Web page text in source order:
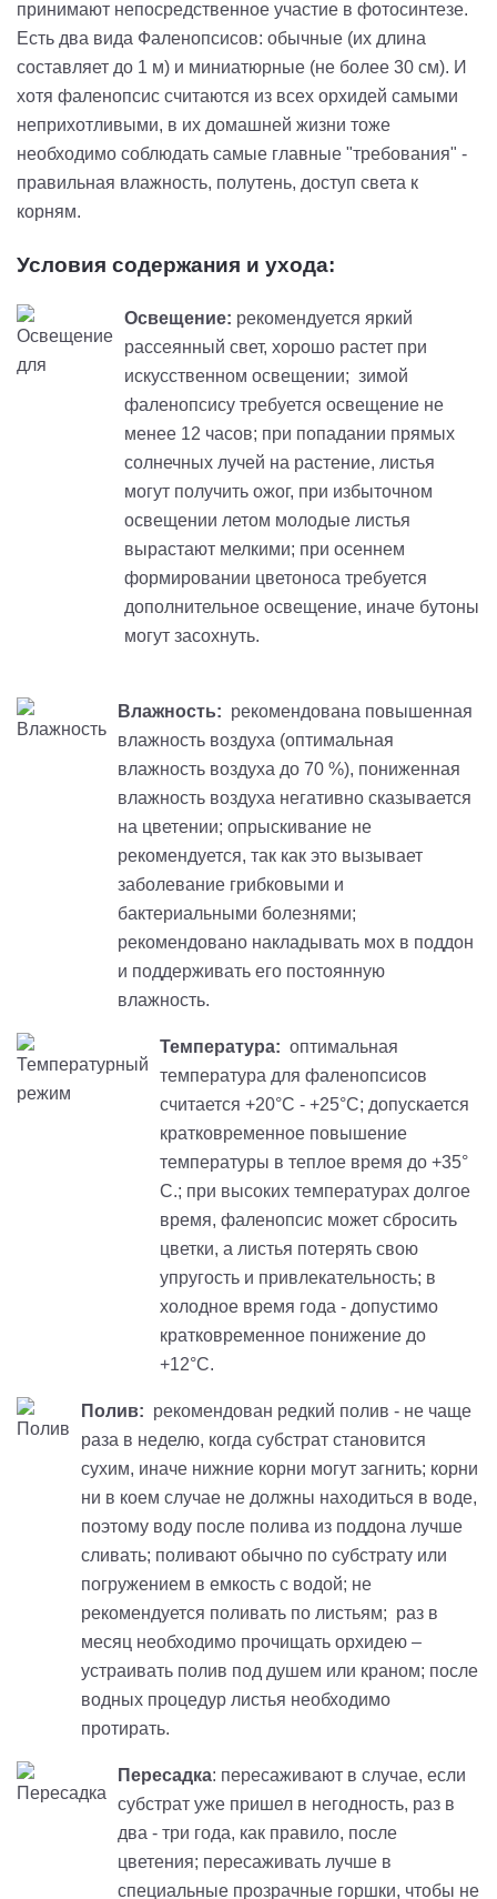
принимают непосредственное участие в фотосинтезе.
Есть два вида Фаленопсисов: обычные (их длина
составляет до 1 м) и миниатюрные (не более 30 см). И
хотя фаленопсис считаются из всех орхидей самыми
неприхотливыми, в их домашней жизни тоже
необходимо соблюдать самые главные "требования" -
правильная влажность, полутень, доступ света к
корням.
Условия содержания и ухода:
Освещение: рекомендуется яркий
рассеянный свет, хорошо растет при
искусственном освещении; зимой
фаленопсису требуется освещение не
менее 12 часов; при попадании прямых
солнечных лучей на растение, листья
могут получить ожог, при избыточном
освещении летом молодые листья
вырастают мелкими; при осеннем
формировании цветоноса требуется
дополнительное освещение, иначе бутоны
могут засохнуть.
Влажность: рекомендована повышенная
влажность воздуха (оптимальная
влажность воздуха до 70 %), пониженная
влажность воздуха негативно сказывается
на цветении; опрыскивание не
рекомендуется, так как это вызывает
заболевание грибковыми и
бактериальными болезнями;
рекомендовано накладывать мох в поддон
и поддерживать его постоянную
влажность.
Температура: оптимальная
температура для фаленопсисов
считается +20°С - +25°С; допускается
кратковременное повышение
температуры в теплое время до +35°
С.; при высоких температурах долгое
время, фаленопсис может сбросить
цветки, а листья потерять свою
упругость и привлекательность; в
холодное время года - допустимо
кратковременное понижение до
+12°С.
Полив: рекомендован редкий полив - не чаще
раза в неделю, когда субстрат становится
сухим, иначе нижние корни могут загнить; корни
ни в коем случае не должны находиться в воде,
поэтому воду после полива из поддона лучше
сливать; поливают обычно по субстрату или
погружением в емкость с водой; не
рекомендуется поливать по листьям; раз в
месяц необходимо прочищать орхидею –
устраивать полив под душем или краном; после
водных процедур листья необходимо
протирать.
Пересадка: пересаживают в случае, если
субстрат уже пришел в негодность, раз в
два - три года, как правило, после
цветения; пересаживать лучше в
специальные прозрачные горшки, чтобы не